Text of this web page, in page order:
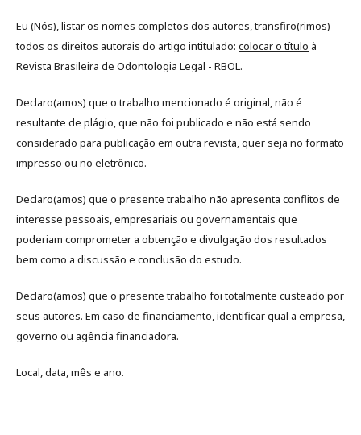
Eu (Nós),listar os nomes completos dos autores, transfiro(rimos)
todos os direitos autorais do artigo intitulado: colocar o título à
Revista Brasileira de Odontologia Legal - RBOL.
Declaro(amos) que o trabalho mencionado é original, não é
resultante de plágio, que não foi publicado e não está sendo
considerado para publicação em outra revista, quer seja no formato
impresso ou no eletrônico.
Declaro(amos) que o presente trabalho não apresenta conflitos de
interesse pessoais, empresariais ou governamentais que
poderiam comprometer a obtenção e divulgação dos resultados
bem como a discussão e conclusão do estudo.
Declaro(amos) que o presente trabalho foi totalmente custeado por
seus autores. Em caso de financiamento, identificar qual a empresa,
governo ou agência financiadora.
Local, data, mês e ano.